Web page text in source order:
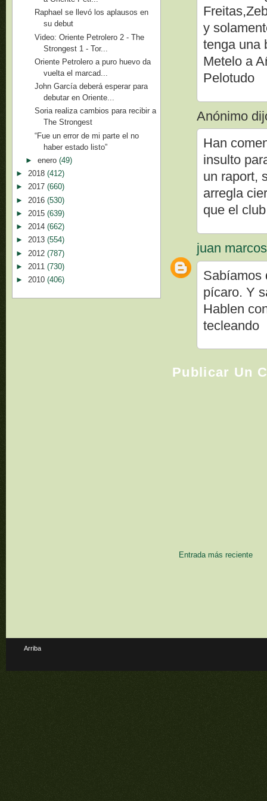
y
tenga una
Metelo a
Pelotudo
Anónimo
Han
insulto
un raport,
arregla
que el
juan marcos
Sabíamos
pícaro. Y
Hablen
tecleando
Publicar Un
Entrada más reciente
Raphael se llevó los aplausos en
su debut
Video: Oriente Petrolero 2 - The
Strongest 1 - Tor...
Oriente Petrolero a puro huevo da
vuelta el marcad...
John García deberá esperar para
debutar en Oriente...
Soria realiza cambios para recibir a
The Strongest
“Fue un error de mi parte el no
haber estado listo”
► enero (49)
► 2018 (412)
► 2017 (660)
► 2016 (530)
► 2015 (639)
► 2014 (662)
► 2013 (554)
► 2012 (787)
► 2011 (730)
► 2010 (406)
Arriba